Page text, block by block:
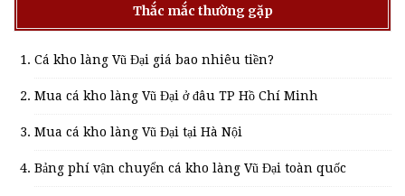
Thắc mắc thường gặp
Cá kho làng Vũ Đại giá bao nhiêu tiền?
Mua cá kho làng Vũ Đại ở đâu TP Hồ Chí Minh
Mua cá kho làng Vũ Đại tại Hà Nội
Bảng phí vận chuyển cá kho làng Vũ Đại toàn quốc